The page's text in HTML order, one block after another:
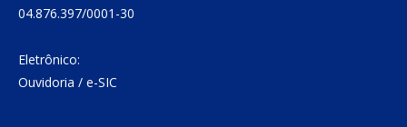
04.876.397/0001-30
Eletrônico:
Ouvidoria / e-SIC